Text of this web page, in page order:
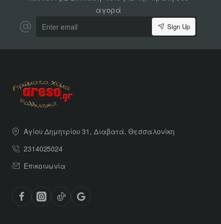
αγορά
email
Sign Up
Αγίου Δημητρίου 31, Διαβατά, Θεσσαλονίκη
2314025024
Επικοινωνία